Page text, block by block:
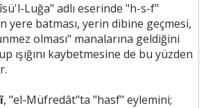
Luğa" adlı eserinde "h-s-f"
yere batması, yerin dibine geçmesi,
olması" manalarına geldiğini
ışığını kaybetmesine de bu yüzden
, "el-Müfredât"ta "hasf" eylemini;